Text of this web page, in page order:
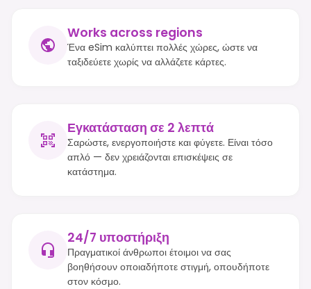
Works across regions
Ένα eSim καλύπτει πολλές χώρες, ώστε να
ταξιδεύετε χωρίς να αλλάζετε κάρτες.
Εγκατάσταση σε 2 λεπτά
Σαρώστε, ενεργοποιήστε και φύγετε. Είναι τόσο
απλό — δεν χρειάζονται επισκέψεις σε
κατάστημα.
24/7 υποστήριξη
Πραγματικοί άνθρωποι έτοιμοι να σας
βοηθήσουν οποιαδήποτε στιγμή, οπουδήποτε
στον κόσμο.